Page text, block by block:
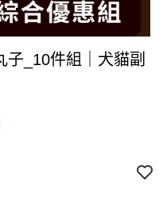
子_10件組｜犬貓副